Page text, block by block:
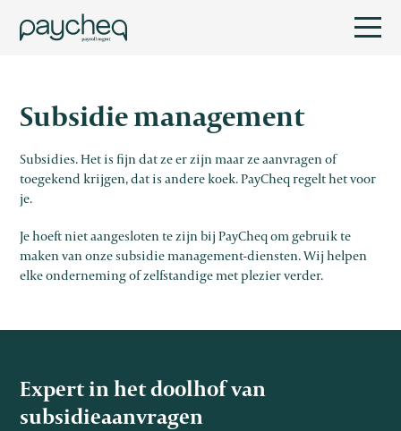
Subsidie management
Subsidies. Het is fijn dat ze er zijn maar ze aanvragen of
toegekend krijgen, dat is andere koek. PayCheq regelt het voor
je.
Je hoeft niet aangesloten te zijn bij PayCheq om gebruik te
maken van onze subsidie management-diensten. Wij helpen
elke onderneming of zelfstandige met plezier verder.
Expert in het doolhof van
subsidieaanvragen